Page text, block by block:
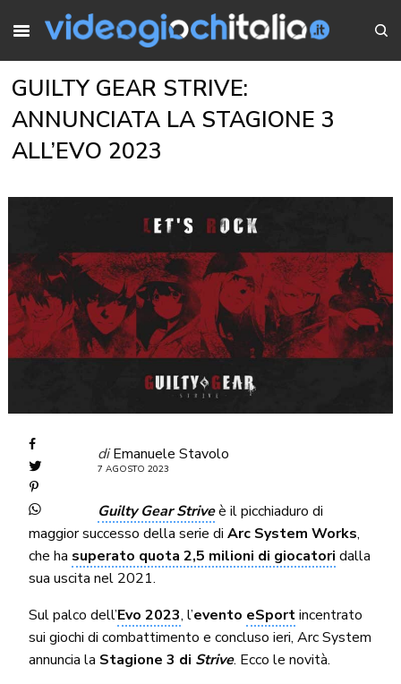
GUILTY GEAR STRIVE:
ANNUNCIATA LA STAGIONE 3
ALL’EVO 2023
di Emanuele Stavolo
7 AGOSTO 2023
Guilty Gear Striveè il picchiaduro di
maggior successo della serie diArc System Works,
che ha superato quota 2,5 milioni di giocatori dalla
sua uscita nel 2021.
Sul palco dell’Evo 2023, l’evento eSportincentrato
sui giochi di combattimento e concluso ieri, Arc System
annuncia la Stagione 3 di Strive. Ecco le novità.